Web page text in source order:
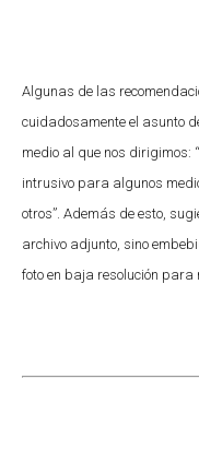
Algunas de las
cuidadosamente el asunto
medio al que nos dirigimos:
intrusivo para algunos
otros”. Además de esto,
archivo adjunto, sino
foto en baja resolución para